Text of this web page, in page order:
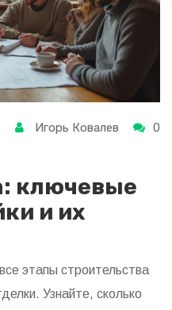
Игорь Ковалев 0
ключевые
и их
этапы строительства
Узнайте, сколько